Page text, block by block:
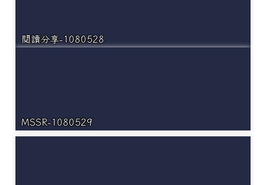
閱讀分享-1080528
MSSR-1080529